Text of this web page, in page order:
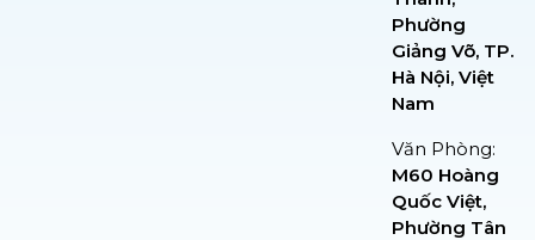
Phường
Giảng Võ, TP.
Hà Nội, Việt
Nam
Văn Phòng:
M60 Hoàng
Quốc Việt,
Phường Tân